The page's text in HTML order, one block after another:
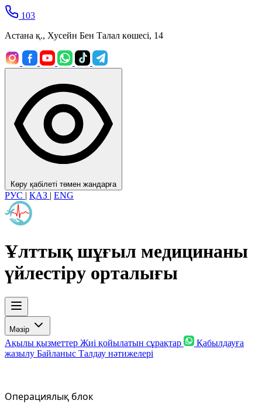
103
Астана қ., Хусейн Бен Талал көшесі, 14
Көру қабілеті төмен жандарға
РУС | ҚАЗ | ENG
Ұлттық шұғыл медицинаны
үйлестіру орталығы
Мәзір
Ақылы қызметтер Жиі қойылатын сұрақтар
Қабылдауға
жазылу Байланыс Талдау нәтижелері
Операциялық блок